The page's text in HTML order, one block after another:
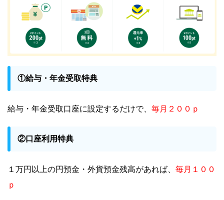
①給与・年金受取特典
給与・年金受取口座に設定するだけで、 毎月２００ｐ
②口座利用特典
１万円以上の円預金・外貨預金残高があれば、 毎月１００
ｐ